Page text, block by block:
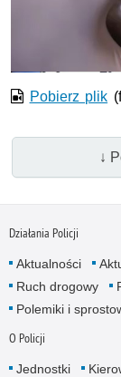
Pobierz plik
↓
Działania Policji
Aktualności
Ruch drogowy
Polemiki i
O Policji
Jednostki